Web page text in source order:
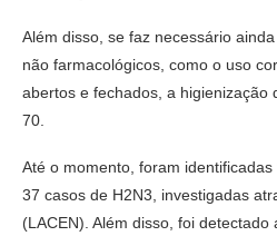
Além disso, se faz necessário
não farmacológicos, como o uso
abertos e fechados, a higienização
70.
Até o momento, foram
37 casos de H2N3, investigadas
(LACEN). Além disso, foi